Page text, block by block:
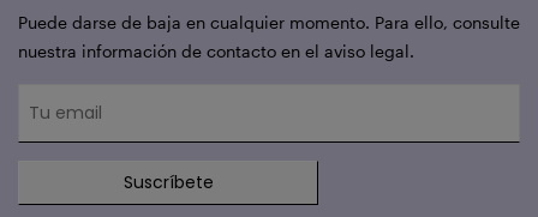
Puede darse de baja en cualquier momento. Para ello, consulte
nuestra información de contacto en el aviso legal.
Suscríbete